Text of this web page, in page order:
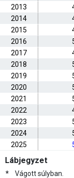
2013
2014
2015
2016
2017
2018
2019
2020
2021
2022
2023
2024
2025
Lábjegyzet
*
Vágott súlyban.